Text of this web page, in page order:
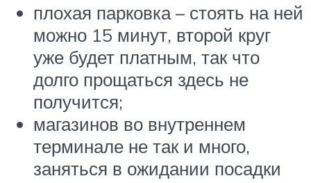
плохая парковка – стоять на ней
можно 15 минут, второй круг
уже будет платным, так что
долго прощаться здесь не
получится;
магазинов во внутреннем
терминале не так и много,
заняться в ожидании посадки